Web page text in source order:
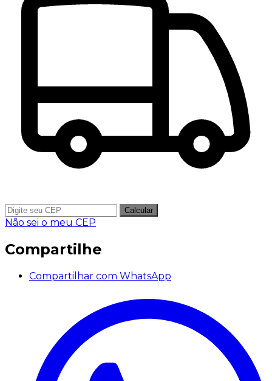
Calcular
Não sei o meu CEP
Compartilhe
Compartilhar com WhatsApp